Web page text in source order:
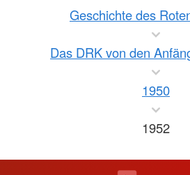
Geschichte des
Das DRK von den
1950
1952